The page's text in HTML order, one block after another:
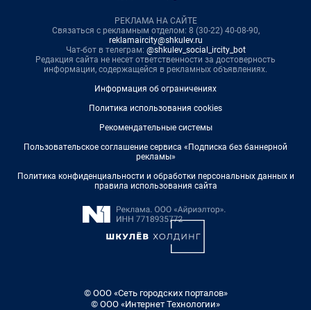
РЕКЛАМА НА САЙТЕ
Связаться с рекламным отделом: 8 (30-22) 40-08-90,
reklamaircity@shkulev.ru
Чат-бот в телеграм: @shkulev_social_ircity_bot
Редакция сайта не несет ответственности за достоверность
информации, содержащейся в рекламных объявлениях.
Информация об ограничениях
Политика использования cookies
Рекомендательные системы
Пользовательское соглашение сервиса «Подписка без баннерной
рекламы»
Политика конфиденциальности и обработки персональных данных и
правила использования сайта
© ООО «Сеть городских порталов»
© ООО «Интернет Технологии»